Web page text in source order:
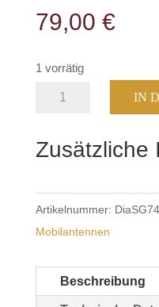
79,00 €
1 vorrätig
Diamond
Menge
IN
Zusätzliche
Artikelnummer:
Mobilantennen
Beschreibung